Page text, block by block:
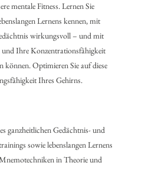
mentale Fitness. Lernen Sie
Lernens kennen, mit
wirkungsvoll – und mit
und Ihre Konzentrationsfähigkeit
können. Optimieren Sie auf diese
Ihres Gehirns.
ganzheitlichen Gedächtnis- und
sowie lebenslangen Lernens
in Theorie und